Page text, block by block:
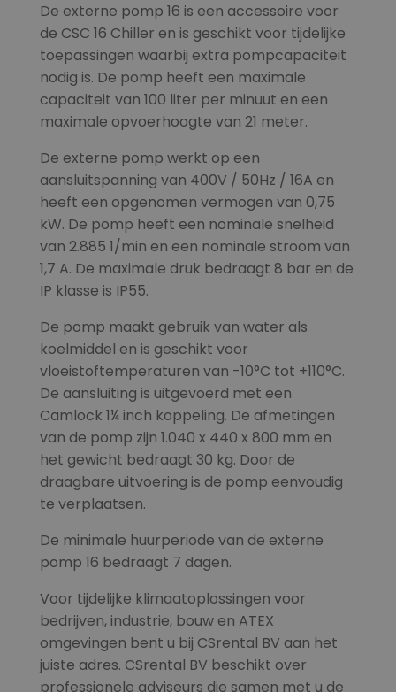
De externe pomp 16 is een accessoire voor
de CSC 16 Chiller en is geschikt voor tijdelijke
toepassingen waarbij extra pompcapaciteit
nodig is. De pomp heeft een maximale
capaciteit van 100 liter per minuut en een
maximale opvoerhoogte van 21 meter.
De externe pomp werkt op een
aansluitspanning van 400V / 50Hz / 16A en
heeft een opgenomen vermogen van 0,75
kW. De pomp heeft een nominale snelheid
van 2.885 1/min en een nominale stroom van
1,7 A. De maximale druk bedraagt 8 bar en de
IP klasse is IP55.
De pomp maakt gebruik van water als
koelmiddel en is geschikt voor
vloeistoftemperaturen van -10°C tot +110°C.
De aansluiting is uitgevoerd met een
Camlock 1¼ inch koppeling. De afmetingen
van de pomp zijn 1.040 x 440 x 800 mm en
het gewicht bedraagt 30 kg. Door de
draagbare uitvoering is de pomp eenvoudig
te verplaatsen.
De minimale huurperiode van de externe
pomp 16 bedraagt 7 dagen.
Voor tijdelijke klimaatoplossingen voor
bedrijven, industrie, bouw en ATEX
omgevingen bent u bij CSrental BV aan het
juiste adres. CSrental BV beschikt over
professionele adviseurs die samen met u de